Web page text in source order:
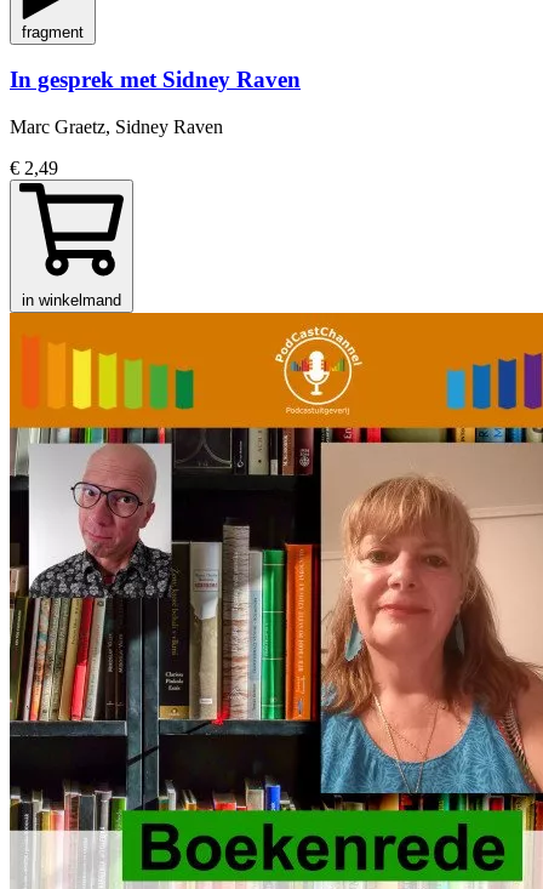
fragment
In gesprek met Sidney Raven
Marc Graetz, Sidney Raven
€ 2,49
in winkelmand